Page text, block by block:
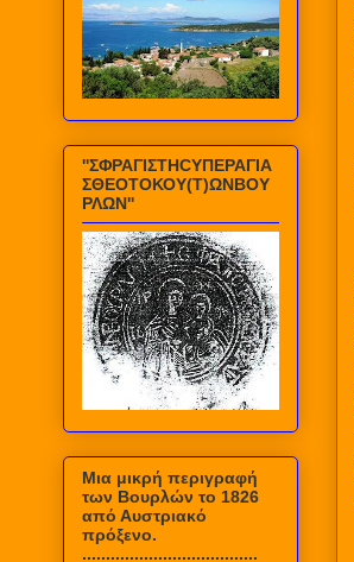
''ΣΦΡΑΓΙΣΤΗCΥΠΕΡΑΓΙΑ
ΣΘΕΟΤΟΚΟΥ(Τ)ΩΝΒΟΥ
ΡΛΩΝ''
Mια μικρή περιγραφή
των Βουρλών το 1826
από Αυστριακό
πρόξενο.
.....................................